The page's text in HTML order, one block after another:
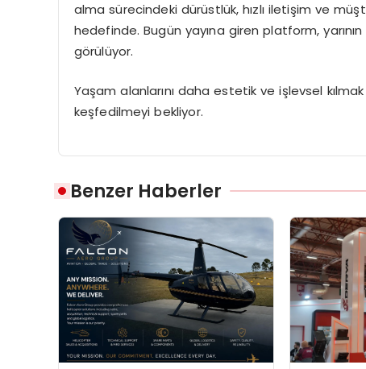
alma sürecindeki dürüstlük, hızlı iletişim ve
hedefinde. Bugün yayına giren platform,
görülüyor.
Yaşam alanlarını daha estetik ve işlevsel
keşfedilmeyi bekliyor.
Benzer Haberler